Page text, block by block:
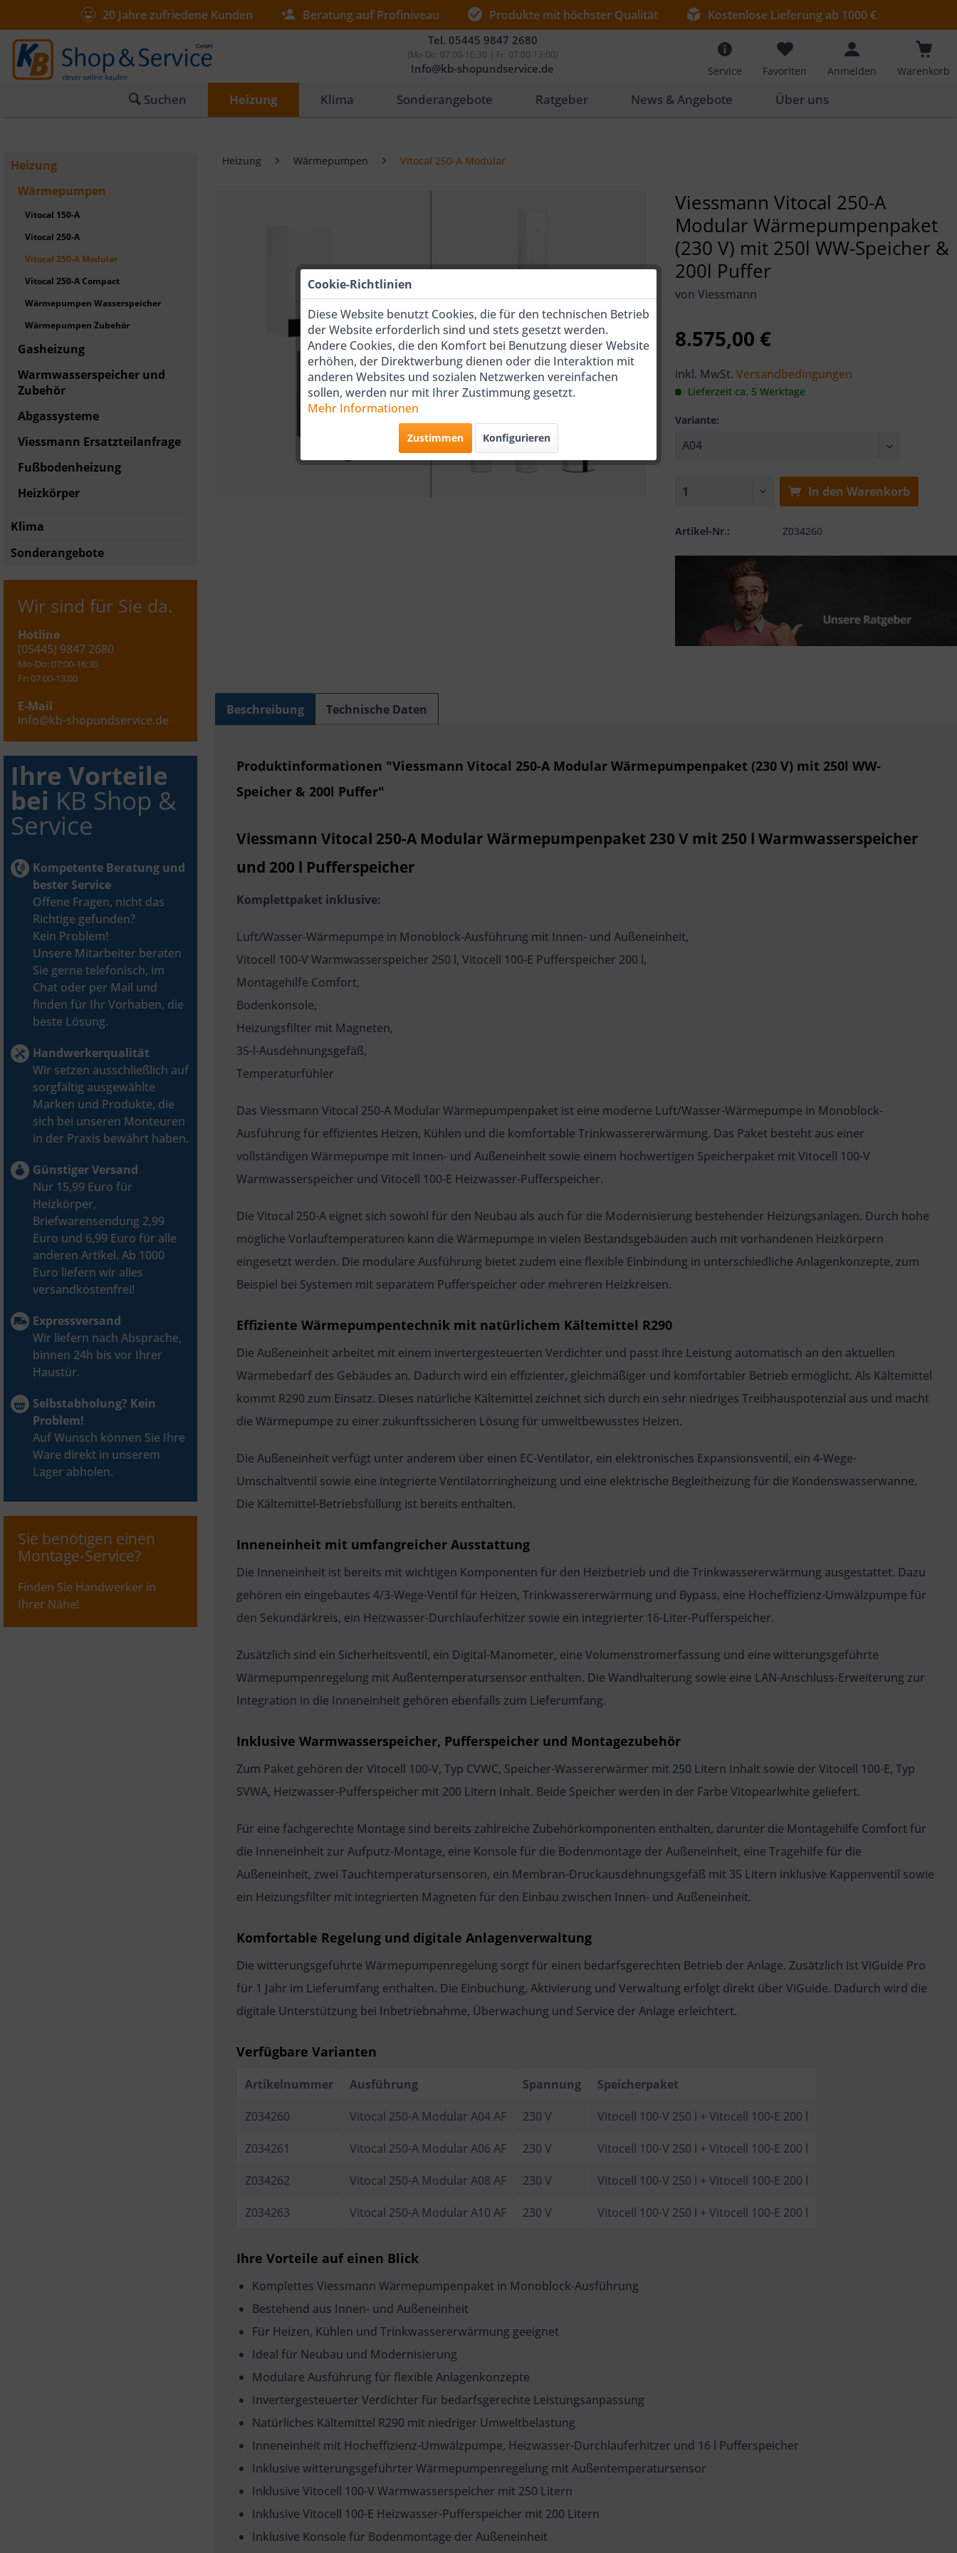
20 Jahre zufriedene Kunden Beratung auf Profiniveau Produkte mit höchster Qualität Kostenlose Lieferung ab 1000 €
Tel. 05445 9847 2680
(Mo-Do: 07:00-16:30 | Fr: 07:00-13:00)
Info@kb-shopundservice.de Service Favoriten Anmelden Warenkorb
Suchen Heizung Klima Sonderangebote Ratgeber News & Angebote Über uns
Heizung
Wärmepumpen
Vitocal 150-A
Vitocal 250-A
Vitocal 250-A Modular
Vitocal 250-A Compact
Wärmepumpen Wasserspeicher
Wärmepumpen Zubehör
Gasheizung
Warmwasserspeicher und
Zubehör
Abgassysteme
Viessmann Ersatzteilanfrage
Fußbodenheizung
Heizkörper
Klima
Sonderangebote
Wir sind für Sie da.
Hotline
(05445) 9847 2680
Mo-Do: 07:00-16:30
Fr: 07:00-13:00
E-Mail
info@kb-shopundservice.de
Ihre Vorteile
bei KB Shop &
Service
Kompetente Beratung und
bester Service
Offene Fragen, nicht das
Richtige gefunden?
Kein Problem!
Unsere Mitarbeiter beraten
Sie gerne telefonisch, im
Chat oder per Mail und
finden für Ihr Vorhaben, die
beste Lösung.
Handwerkerqualität
Wir setzen ausschließlich auf
sorgfältig ausgewählte
Marken und Produkte, die
sich bei unseren Monteuren
in der Praxis bewährt haben.
Günstiger Versand
Nur 15,99 Euro für
Heizkörper,
Briefwarensendung 2,99
Euro und 6,99 Euro für alle
anderen Artikel. Ab 1000
Euro liefern wir alles
versandkostenfrei!
Expressversand
Wir liefern nach Absprache,
binnen 24h bis vor Ihrer
Haustür.
Selbstabholung? Kein
Problem!
Auf Wunsch können Sie Ihre
Ware direkt in unserem
Lager abholen.
Sie benötigen einen
Montage-Service?
Finden Sie Handwerker in
Ihrer Nähe!
Heizung Wärmepumpen Vitocal 250-A Modular
Viessmann Vitocal 250-A
Modular Wärmepumpenpaket
(230 V) mit 250l WW-Speicher &
200l Puffer
von Viessmann
8.575,00 €
inkl. MwSt.Versandbedingungen
Lieferzeit ca. 5 Werktage
Variante:
In den Warenkorb
Artikel-Nr.: Z034260
Beschreibung Technische Daten
Produktinformationen "Viessmann Vitocal 250-A Modular Wärmepumpenpaket (230 V) mit 250l WW-
Speicher & 200l Puffer"
Viessmann Vitocal 250-A Modular Wärmepumpenpaket 230 V mit 250 l Warmwasserspeicher
und 200 l Pufferspeicher
Komplettpaket inklusive:
Luft/Wasser-Wärmepumpe in Monoblock-Ausführung mit Innen- und Außeneinheit,
Vitocell 100-V Warmwasserspeicher 250 l, Vitocell 100-E Pufferspeicher 200 l,
Montagehilfe Comfort,
Bodenkonsole,
Heizungsfilter mit Magneten,
35-l-Ausdehnungsgefäß,
Temperaturfühler
Das Viessmann Vitocal 250-A Modular Wärmepumpenpaket ist eine moderne Luft/Wasser-Wärmepumpe in Monoblock-
Ausführung für effizientes Heizen, Kühlen und die komfortable Trinkwassererwärmung. Das Paket besteht aus einer
vollständigen Wärmepumpe mit Innen- und Außeneinheit sowie einem hochwertigen Speicherpaket mit Vitocell 100-V
Warmwasserspeicher und Vitocell 100-E Heizwasser-Pufferspeicher.
Die Vitocal 250-A eignet sich sowohl für den Neubau als auch für die Modernisierung bestehender Heizungsanlagen. Durch hohe
mögliche Vorlauftemperaturen kann die Wärmepumpe in vielen Bestandsgebäuden auch mit vorhandenen Heizkörpern
eingesetzt werden. Die modulare Ausführung bietet zudem eine flexible Einbindung in unterschiedliche Anlagenkonzepte, zum
Beispiel bei Systemen mit separatem Pufferspeicher oder mehreren Heizkreisen.
Effiziente Wärmepumpentechnik mit natürlichem Kältemittel R290
Die Außeneinheit arbeitet mit einem invertergesteuerten Verdichter und passt ihre Leistung automatisch an den aktuellen
Wärmebedarf des Gebäudes an. Dadurch wird ein effizienter, gleichmäßiger und komfortabler Betrieb ermöglicht. Als Kältemittel
kommt R290 zum Einsatz. Dieses natürliche Kältemittel zeichnet sich durch ein sehr niedriges Treibhauspotenzial aus und macht
die Wärmepumpe zu einer zukunftssicheren Lösung für umweltbewusstes Heizen.
Die Außeneinheit verfügt unter anderem über einen EC-Ventilator, ein elektronisches Expansionsventil, ein 4-Wege-
Umschaltventil sowie eine integrierte Ventilatorringheizung und eine elektrische Begleitheizung für die Kondenswasserwanne.
Die Kältemittel-Betriebsfüllung ist bereits enthalten.
Inneneinheit mit umfangreicher Ausstattung
Die Inneneinheit ist bereits mit wichtigen Komponenten für den Heizbetrieb und die Trinkwassererwärmung ausgestattet. Dazu
gehören ein eingebautes 4/3-Wege-Ventil für Heizen, Trinkwassererwärmung und Bypass, eine Hocheffizienz-Umwälzpumpe für
den Sekundärkreis, ein Heizwasser-Durchlauferhitzer sowie ein integrierter 16-Liter-Pufferspeicher.
Zusätzlich sind ein Sicherheitsventil, ein Digital-Manometer, eine Volumenstromerfassung und eine witterungsgeführte
Wärmepumpenregelung mit Außentemperatursensor enthalten. Die Wandhalterung sowie eine LAN-Anschluss-Erweiterung zur
Integration in die Inneneinheit gehören ebenfalls zum Lieferumfang.
Inklusive Warmwasserspeicher, Pufferspeicher und Montagezubehör
Zum Paket gehören der Vitocell 100-V, Typ CVWC, Speicher-Wassererwärmer mit 250 Litern Inhalt sowie der Vitocell 100-E, Typ
SVWA, Heizwasser-Pufferspeicher mit 200 Litern Inhalt. Beide Speicher werden in der Farbe Vitopearlwhite geliefert.
Für eine fachgerechte Montage sind bereits zahlreiche Zubehörkomponenten enthalten, darunter die Montagehilfe Comfort für
die Inneneinheit zur Aufputz-Montage, eine Konsole für die Bodenmontage der Außeneinheit, eine Tragehilfe für die
Außeneinheit, zwei Tauchtemperatursensoren, ein Membran-Druckausdehnungsgefäß mit 35 Litern inklusive Kappenventil sowie
ein Heizungsfilter mit integrierten Magneten für den Einbau zwischen Innen- und Außeneinheit.
Komfortable Regelung und digitale Anlagenverwaltung
Die witterungsgeführte Wärmepumpenregelung sorgt für einen bedarfsgerechten Betrieb der Anlage. Zusätzlich ist ViGuide Pro
für 1 Jahr im Lieferumfang enthalten. Die Einbuchung, Aktivierung und Verwaltung erfolgt direkt über ViGuide. Dadurch wird die
digitale Unterstützung bei Inbetriebnahme, Überwachung und Service der Anlage erleichtert.
Verfügbare Varianten
Artikelnummer Ausführung Spannung Speicherpaket
Z034260 Vitocal 250-A Modular A04 AF 230 V Vitocell 100-V 250 l + Vitocell 100-E 200 l
Z034261 Vitocal 250-A Modular A06 AF 230 V Vitocell 100-V 250 l + Vitocell 100-E 200 l
Z034262 Vitocal 250-A Modular A08 AF 230 V Vitocell 100-V 250 l + Vitocell 100-E 200 l
Z034263 Vitocal 250-A Modular A10 AF 230 V Vitocell 100-V 250 l + Vitocell 100-E 200 l
Ihre Vorteile auf einen Blick
Komplettes Viessmann Wärmepumpenpaket in Monoblock-Ausführung
Bestehend aus Innen- und Außeneinheit
Für Heizen, Kühlen und Trinkwassererwärmung geeignet
Ideal für Neubau und Modernisierung
Modulare Ausführung für flexible Anlagenkonzepte
Invertergesteuerter Verdichter für bedarfsgerechte Leistungsanpassung
Natürliches Kältemittel R290 mit niedriger Umweltbelastung
Inneneinheit mit Hocheffizienz-Umwälzpumpe, Heizwasser-Durchlauferhitzer und 16 l Pufferspeicher
Inklusive witterungsgeführter Wärmepumpenregelung mit Außentemperatursensor
Inklusive Vitocell 100-V Warmwasserspeicher mit 250 Litern
Inklusive Vitocell 100-E Heizwasser-Pufferspeicher mit 200 Litern
Inklusive Konsole für Bodenmontage der Außeneinheit
Cookie-Richtlinien
Diese Website benutzt Cookies, die für den technischen Betrieb
der Website erforderlich sind und stets gesetzt werden.
Andere Cookies, die den Komfort bei Benutzung dieser Website
erhöhen, der Direktwerbung dienen oder die Interaktion mit
anderen Websites und sozialen Netzwerken vereinfachen
sollen, werden nur mit Ihrer Zustimmung gesetzt.
Mehr Informationen
Zustimmen Konfigurieren